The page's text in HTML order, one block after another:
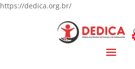
https://dedica.org.br/